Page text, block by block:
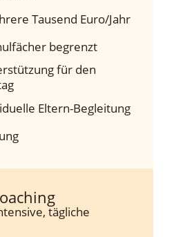
Tausend Euro/Jahr
begrenzt
für den
Eltern-Begleitung
tägliche